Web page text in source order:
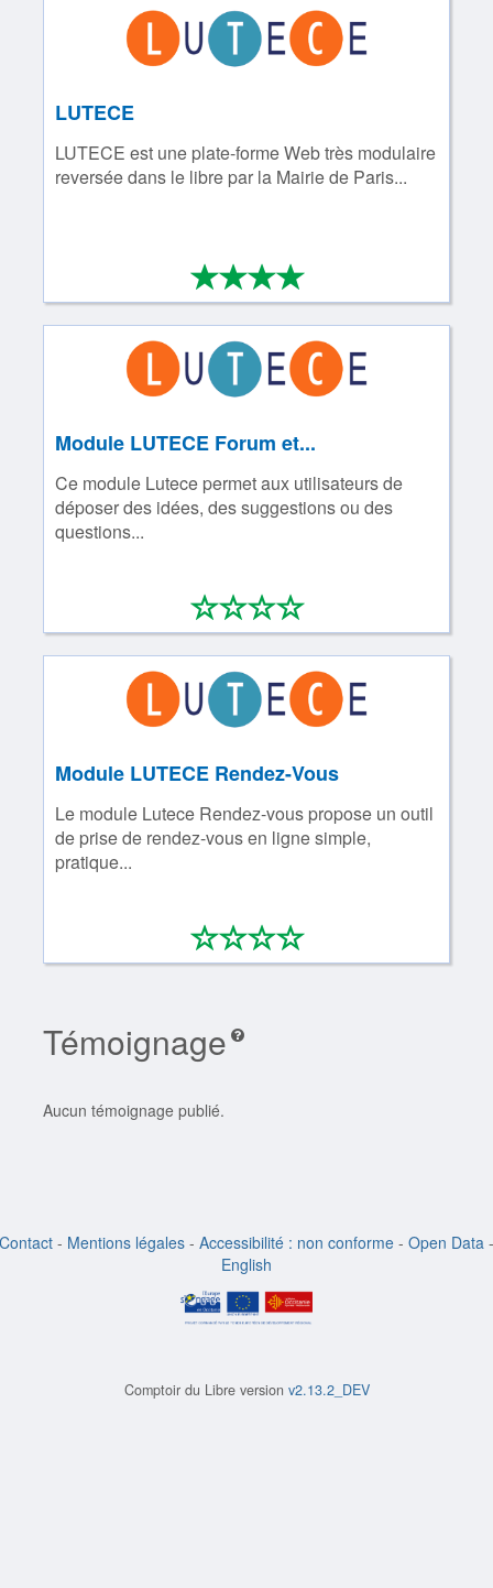
LUTECE
LUTECE est une plate-forme Web très modulaire
reversée dans le libre par la Mairie de Paris...
****
4/4
Module LUTECE Forum et...
Ce module Lutece permet aux utilisateurs de
déposer des idées, des suggestions ou des
questions...
****
0/4
Module LUTECE Rendez-Vous
Le module Lutece Rendez-vous propose un outil
de prise de rendez-vous en ligne simple,
pratique...
****
0/4
Témoignage
Aucun témoignage publié.
Contact - Mentions légales - Accessibilité : non conforme - Open Data -
English
Comptoir du Libre version v2.13.2_DEV